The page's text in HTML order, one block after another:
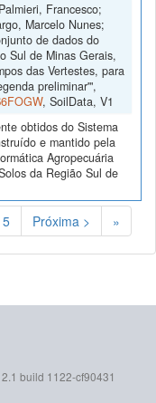
Francesco;
Marcelo Nunes;
de dados do
Sul de Minas Gerais,
das Vertestes, para
preliminar'",
, SoilData, V1
obtidos do Sistema
e mantido pela
Agropecuária
da Região Sul de
5 Próxima > »
build 1122-cf90431